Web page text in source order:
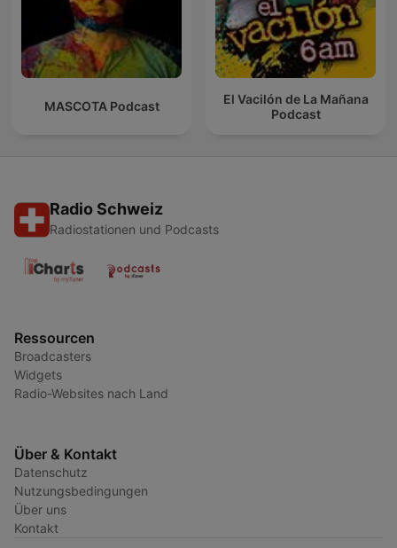
MASCOTA Podcast
El Vacilón de La Mañana
Podcast
Radio Schweiz
Radiostationen und Podcasts
Ressourcen
Broadcasters
Widgets
Radio-Websites nach Land
Über & Kontakt
Datenschutz
Nutzungsbedingungen
Über uns
Kontakt